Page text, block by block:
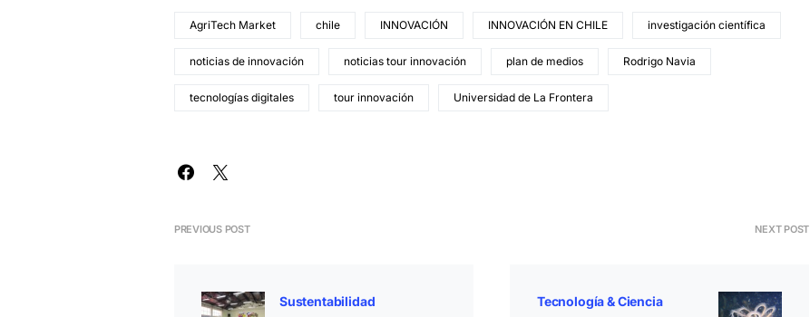
AgriTech Market chile INNOVACIÓN INNOVACIÓN EN CHILE investigación científica
noticias de innovación noticias tour innovación plan de medios Rodrigo Navia
tecnologías digitales tour innovación Universidad de La Frontera
PREVIOUS POST
Sustentabilidad
NEXT POST
Tecnología & Ciencia